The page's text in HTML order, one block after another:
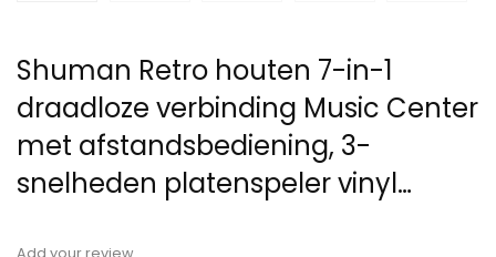
Shuman Retro houten 7-in-1
draadloze verbinding Music Center
met afstandsbediening, 3-
snelheden platenspeler vinyl…